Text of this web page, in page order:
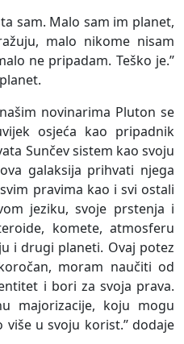
sam. Malo sam im planet,
malo nikome nisam
ne pripadam. Teško je.’’
novinarima Pluton se
osjeća kao pripadnik
Sunčev sistem kao svoju
galaksija prihvati njega
pravima kao i svi ostali
jeziku, svoje prstenja i
komete, atmosferu
i drugi planeti. Ovaj potez
moram naučiti od
i bori za svoja prava.
majorizacije, koju mogu
u svoju korist.’’ dodaje